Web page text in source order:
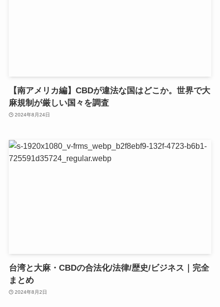
【南アメリカ編】CBDが違法な国はどこか。世界で大
麻規制が厳しい国々を調査
2024年8月24日
台湾と大麻・CBDの合法化/法律/歴史/ビジネス｜完全
まとめ
2024年8月2日